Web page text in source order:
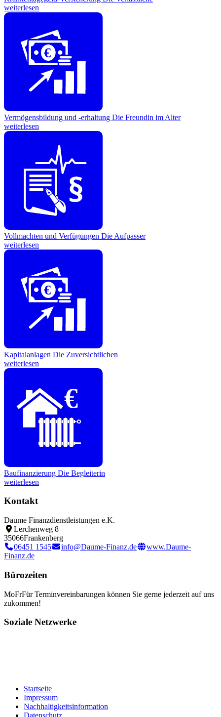
weiterlesen
€
Vermögensbildung und -erhaltung Die Freundin im Alter
weiterlesen
Vollmachten und Verfügungen Die Aufpasser
weiterlesen
€
Kapitalanlagen Die Zuversichtlichen
weiterlesen
€
Baufinanzierung Die Begleiterin
weiterlesen
Kontakt
Daume Finanzdienstleistungen e.K.
Lerchenweg 8
35066Frankenberg
06451 1545
info@Daume-Finanz.de
www.Daume-
Finanz.de
Bürozeiten
MoFrFür Terminvereinbarungen können Sie gerne jederzeit auf uns
zukommen!
Soziale Netzwerke
Startseite
Impressum
Nachhaltigkeitsinformation